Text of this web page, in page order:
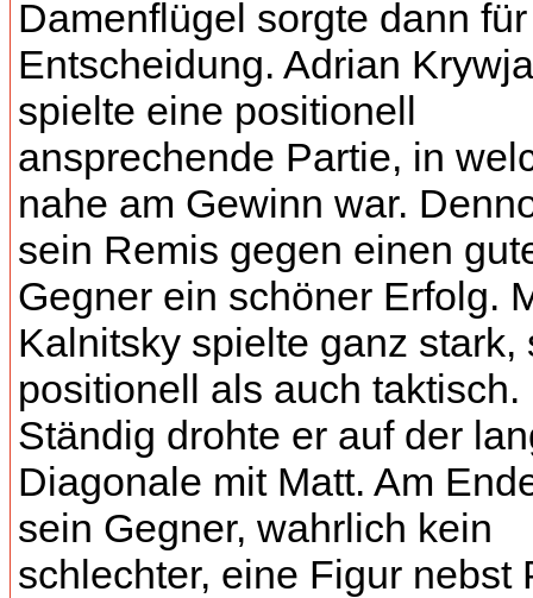
Damenflügel sorgte dann
Entscheidung. Adrian
spielte eine positionell
ansprechende Partie, in
nahe am Gewinn war.
sein Remis gegen einen
Gegner ein schöner Erfolg.
Kalnitsky spielte ganz stark,
positionell als auch taktisch.
Ständig drohte er auf der
Diagonale mit Matt. Am
sein Gegner, wahrlich kein
schlechter, eine Figur nebst